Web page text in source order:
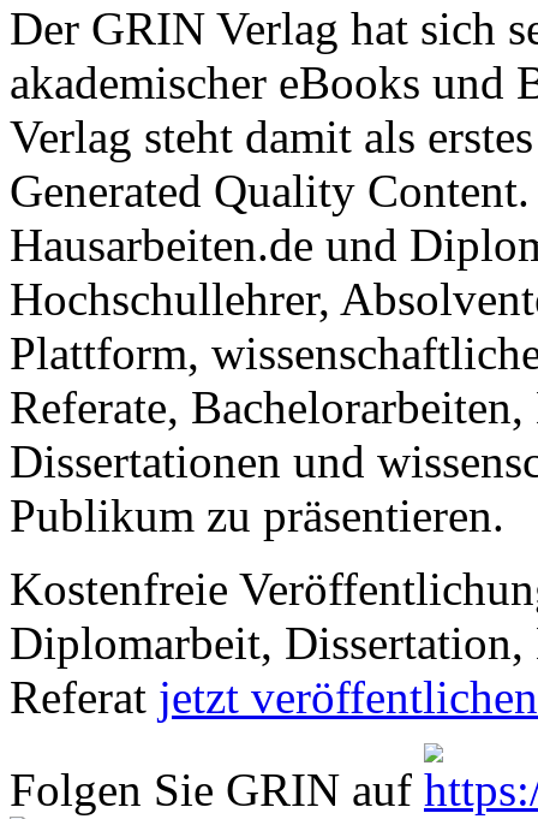
Der GRIN Verlag hat sich
akademischer eBooks und
Verlag steht damit als
Generated Quality
Hausarbeiten.de und
Hochschullehrer,
Plattform,
Referate,
Dissertationen und
Publikum zu präsentieren.
Kostenfreie
Diplomarbeit,
Referat jetzt
Folgen Sie GRIN auf